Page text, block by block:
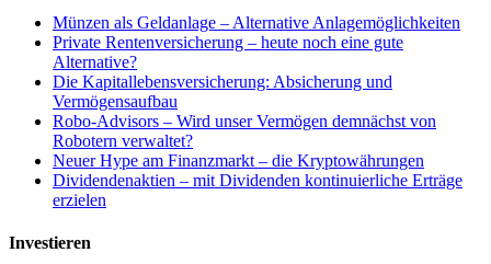
Münzen als Geldanlage – Alternative Anlagemöglichkeiten
Private Rentenversicherung – heute noch eine gute
Alternative?
Die Kapitallebensversicherung: Absicherung und
Vermögensaufbau
Robo-Advisors – Wird unser Vermögen demnächst von
Robotern verwaltet?
Neuer Hype am Finanzmarkt – die Kryptowährungen
Dividendenaktien – mit Dividenden kontinuierliche Erträge
erzielen
Investieren